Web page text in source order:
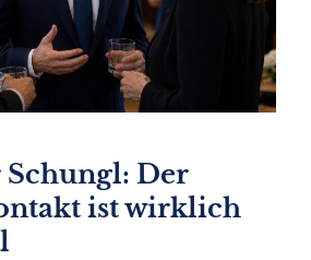
Der
ist wirklich